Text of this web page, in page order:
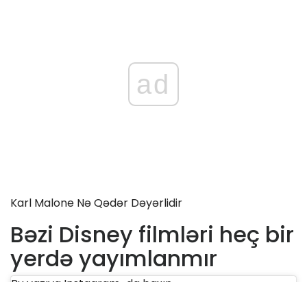
ad
Karl Malone Nə Qədər Dəyərlidir
Bəzi Disney filmləri heç bir
yerdə yayımlanmır